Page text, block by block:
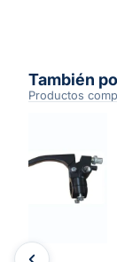
También
Productos